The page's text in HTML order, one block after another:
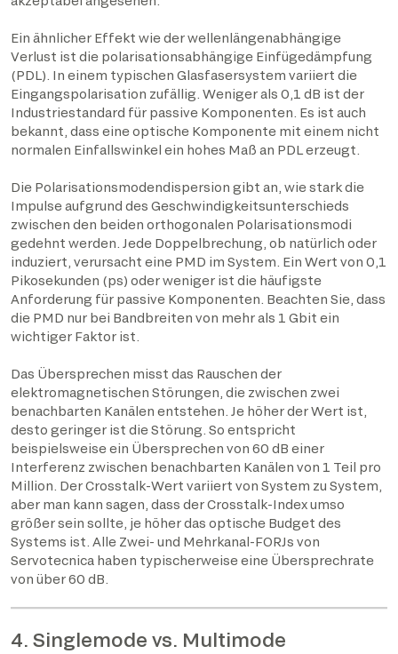
Ein ähnlicher Effekt wie der wellenlängenabhängige
Verlust ist die polarisationsabhängige Einfügedämpfung
(PDL). In einem typischen Glasfasersystem variiert die
Eingangspolarisation zufällig. Weniger als 0,1 dB ist der
Industriestandard für passive Komponenten. Es ist auch
bekannt, dass eine optische Komponente mit einem nicht
normalen Einfallswinkel ein hohes Maß an PDL erzeugt.
Die Polarisationsmodendispersion gibt an, wie stark die
Impulse aufgrund des Geschwindigkeitsunterschieds
zwischen den beiden orthogonalen Polarisationsmodi
gedehnt werden. Jede Doppelbrechung, ob natürlich oder
induziert, verursacht eine PMD im System. Ein Wert von 0,1
Pikosekunden (ps) oder weniger ist die häufigste
Anforderung für passive Komponenten. Beachten Sie, dass
die PMD nur bei Bandbreiten von mehr als 1 Gbit ein
wichtiger Faktor ist.
Das Übersprechen misst das Rauschen der
elektromagnetischen Störungen, die zwischen zwei
benachbarten Kanälen entstehen. Je höher der Wert ist,
desto geringer ist die Störung. So entspricht
beispielsweise ein Übersprechen von 60 dB einer
Interferenz zwischen benachbarten Kanälen von 1 Teil pro
Million. Der Crosstalk-Wert variiert von System zu System,
aber man kann sagen, dass der Crosstalk-Index umso
größer sein sollte, je höher das optische Budget des
Systems ist. Alle Zwei- und Mehrkanal-FORJs von
Servotecnica haben typischerweise eine Übersprechrate
von über 60 dB.
4. Singlemode vs. Multimode